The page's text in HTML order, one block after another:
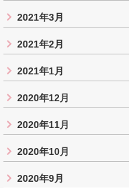
2021年3月
2021年2月
2021年1月
2020年12月
2020年11月
2020年10月
2020年9月